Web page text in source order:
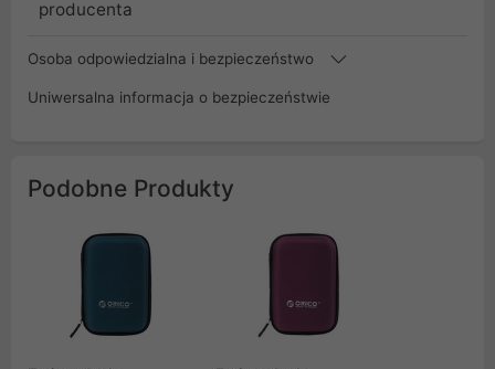
producenta
Osoba odpowiedzialna i bezpieczeństwo
Uniwersalna informacja o bezpieczeństwie
Podobne Produkty